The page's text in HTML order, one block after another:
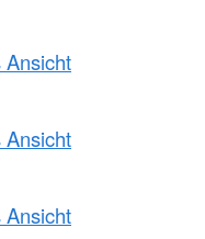
Ansicht
Ansicht
Ansicht